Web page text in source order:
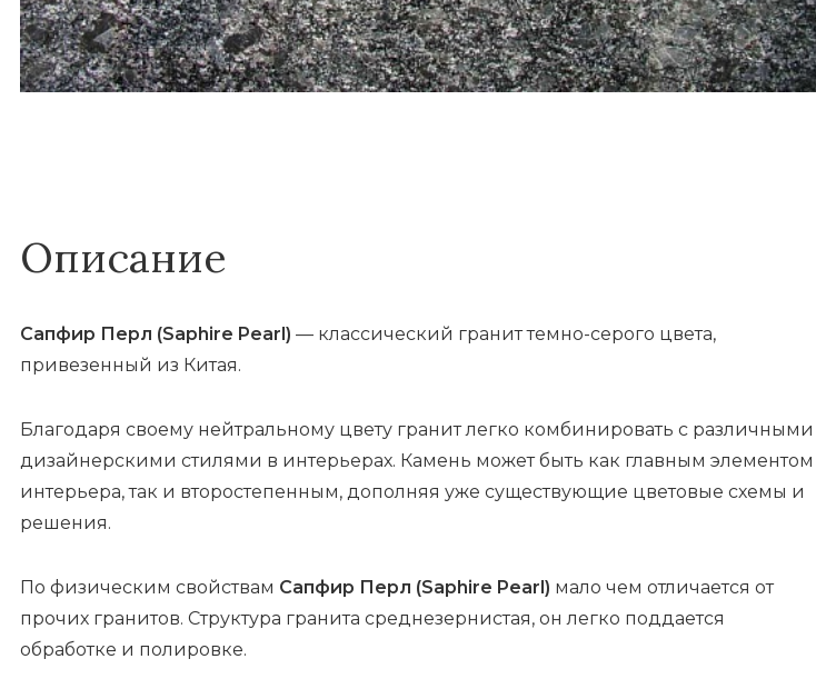
Описание
Сапфир Перл (Saphire Pearl) — классический гранит темно-серого цвета,
привезенный из Китая.
Благодаря своему нейтральному цвету гранит легко комбинировать с различными
дизайнерскими стилями в интерьерах. Камень может быть как главным элементом
интерьера, так и второстепенным, дополняя уже существующие цветовые схемы и
решения.
По физическим свойствам Сапфир Перл (Saphire Pearl) мало чем отличается от
прочих гранитов. Структура гранита среднезернистая, он легко поддается
обработке и полировке.